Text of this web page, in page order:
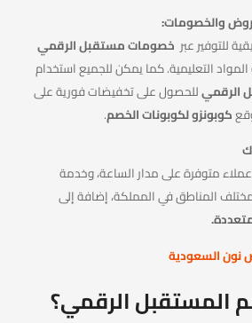
والخصومات:
للتوفير عبر خصومات مستقبل الرقمي
التعليمية. كما يمكن للجميع استخدام
الرقميللحصول على تخفيضات فورية على
كوبونزو لكوبونات الخصم.
متوفرة على مدار الساعة، وخدمة
المناطق في المملكة، إضافة إلى
نون السعودية
المستقبل الرقمي؟